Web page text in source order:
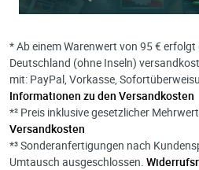
* Ab einem Warenwert von 95 €
Deutschland (ohne Inseln)
mit: PayPal, Vorkasse,
Informationen zu den Versandkosten
*² Preis inklusive gesetzlicher
Versandkosten
*³ Sonderanfertigungen nach
Umtausch ausgeschlossen.